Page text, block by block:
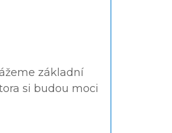
základní
si budou moci